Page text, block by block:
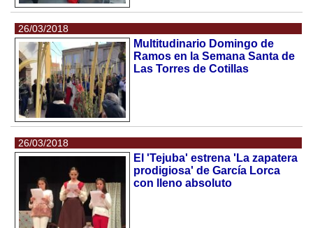
26/03/2018
Multitudinario Domingo de
Ramos en la Semana Santa de
Las Torres de Cotillas
26/03/2018
El 'Tejuba' estrena 'La zapatera
prodigiosa' de García Lorca
con lleno absoluto